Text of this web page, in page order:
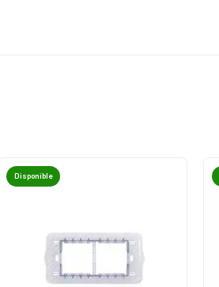
Disponible